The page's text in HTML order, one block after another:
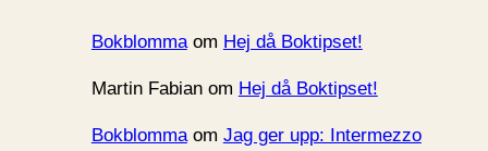
Bokblommaom Hej då Boktipset!
Martin Fabianom Hej då Boktipset!
Bokblommaom Jag ger upp: Intermezzo